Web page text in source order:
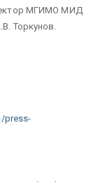
МГИМО МИД
Торкунов.
press-